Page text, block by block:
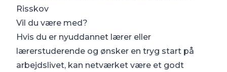
Risskov
Vil du være med?
Hvis du er nyuddannet lærer eller
lærerstuderende og ønsker en tryg start på
arbejdslivet, kan netværket være et godt